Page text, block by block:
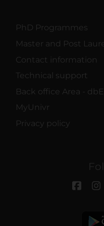
PhD Programmes
Master and Post
Contact information
Technical support
Back office Area -
MyUnivr
Privacy policy